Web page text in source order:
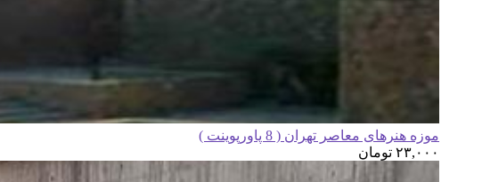
موزه هنرهای معاصر تهران ( 8 پاورپوینت )
۲۳,۰۰۰ تومان